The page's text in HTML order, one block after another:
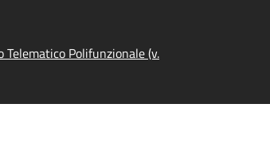
Telematico Polifunzionale (v.